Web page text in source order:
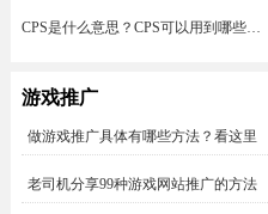
CPS是什么意思？CPS可以用到哪些地方？
游戏推广
做游戏推广具体有哪些方法？看这里
老司机分享99种游戏网站推广的方法